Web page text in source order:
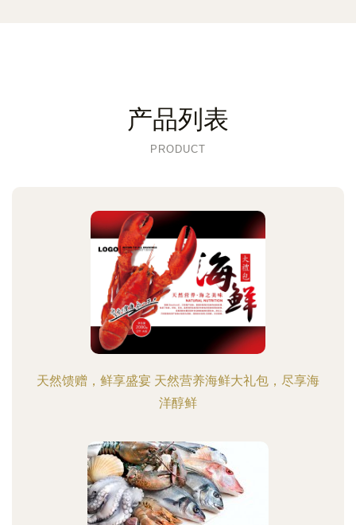
产品列表
PRODUCT
天然馈赠，鲜享盛宴 天然营养海鲜大礼包，尽享海
洋醇鲜